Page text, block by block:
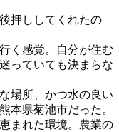
押ししてくれたの
く感覚。自分が住む
っていても決まらな
場所、かつ水の良い
本県菊池市だった。
まれた環境。農業の